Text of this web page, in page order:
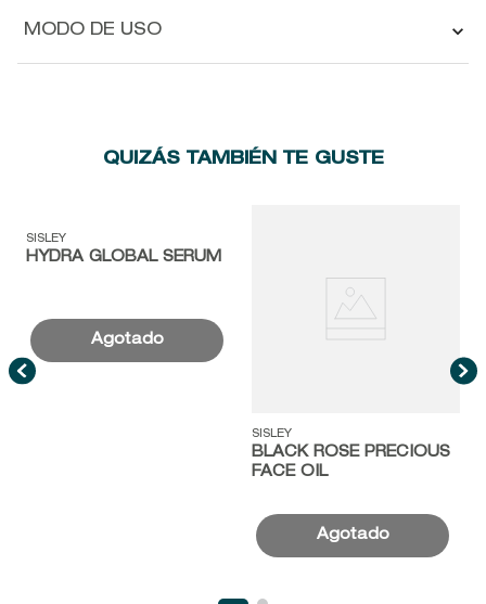
MODO DE USO
QUIZÁS TAMBIÉN TE GUSTE
SISLEY
HYDRA GLOBAL SERUM
SISLEY
BLACK ROSE PRECIOUS
FACE OIL